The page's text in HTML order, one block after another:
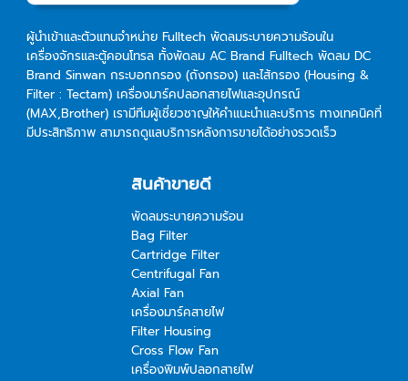
ผู้นำเข้าและตัวแทนจำหน่าย Fulltech พัดลมระบายความร้อนใน
เครื่องจักรและตู้คอนโทรล ทั้งพัดลม AC Brand Fulltech พัดลม DC
Brand Sinwan กระบอกกรอง (ถังกรอง) และไส้กรอง (Housing &
Filter : Tectam) เครื่องมาร์คปลอกสายไฟและอุปกรณ์
(MAX,Brother) เรามีทีมผู้เชี่ยวชาญให้คำแนะนำและบริการ ทางเทคนิคที่
มีประสิทธิภาพ สามารถดูแลบริการหลังการขายได้อย่างรวดเร็ว
สินค้าขายดี
พัดลมระบายความร้อน
Bag Filter
Cartridge Filter
Centrifugal Fan
Axial Fan
เครื่องมาร์คสายไฟ
Filter Housing
Cross Flow Fan
เครื่องพิมพ์ปลอกสายไฟ